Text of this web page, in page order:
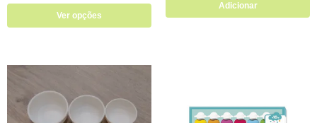
Ver opções
Adicionar